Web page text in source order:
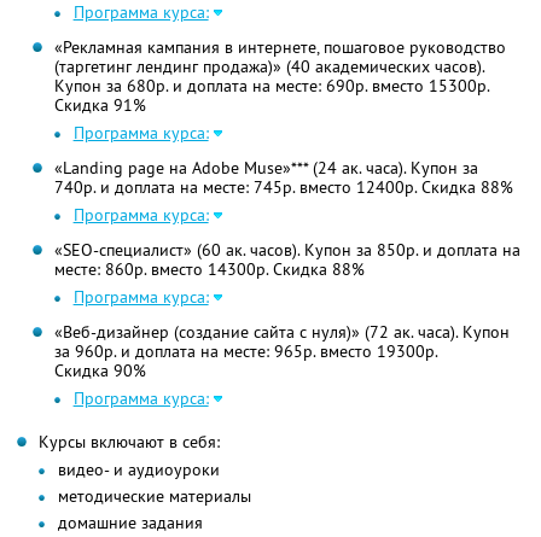
Программа курса:
«Рекламная кампания в интернете, пошаговое руководство
(таргетинг лендинг продажа)» (40 академических часов).
Купон за 680р. и доплата на месте: 690р. вместо 15300р.
Скидка 91%
Программа курса:
«Landing page на Adobe Muse»*** (24 ак. часа). Купон за
740р. и доплата на месте: 745р. вместо 12400р.Скидка 88%
Программа курса:
«SEO-специалист» (60 ак. часов). Купон за 850р. и доплата на
месте: 860р. вместо 14300р.Скидка 88%
Программа курса:
«Веб-дизайнер (создание сайта с нуля)» (72 ак. часа). Купон
за 960р. и доплата на месте: 965р. вместо 19300р.
Скидка 90%
Программа курса:
Курсы включают в себя:
видео- и аудиоуроки
методические материалы
домашние задания